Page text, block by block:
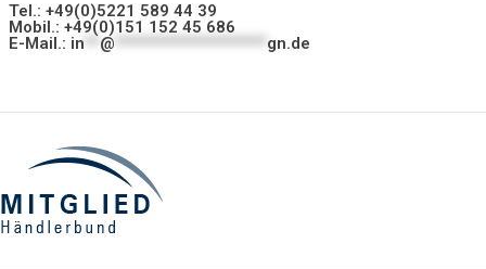
Tel.: +49(0)5221 589 44 39
Mobil.: +49(0)151 152 45 686
E-Mail.: in @ ******************** gn.de